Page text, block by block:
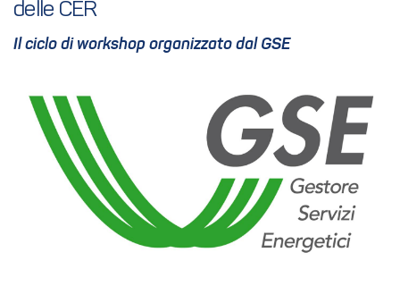
delle CER
Il ciclo di workshop organizzato dal GSE